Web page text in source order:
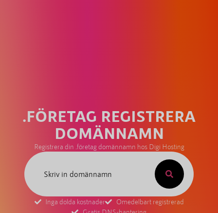
.FÖRETAG REGISTRERA
DOMÄNNAMN
Registrera din .företag domännamn hos Digi Hosting
Inga dolda kostnader
Omedelbart registrerad